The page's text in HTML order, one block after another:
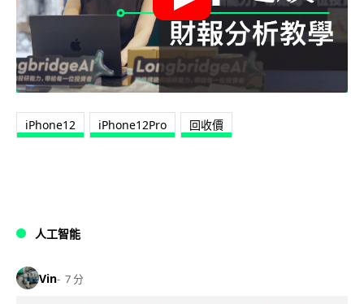
iPhone12 iPhone12Pro 回收價
人工智能
Vin 7 分